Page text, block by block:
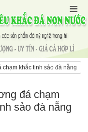
chạm khắc tinh sảo đà nẵng
đá chạm
sảo đà nẵng